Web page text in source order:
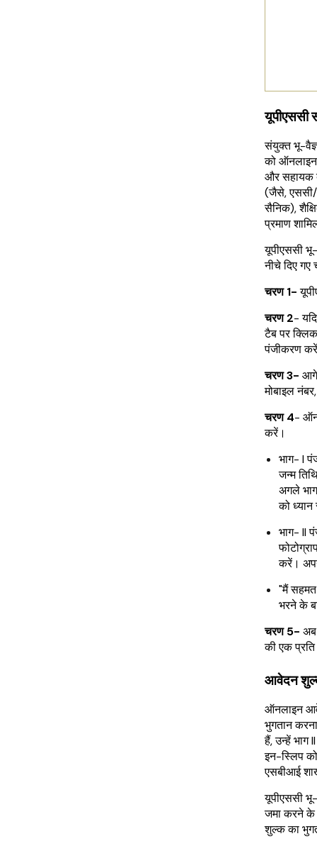
यूपीएससी
संयुक्त भू-
को
और सहायक
(जैसे, एससी/
सैनिक),
प्रमाण
यूपीएससी
नीचे दिए
चरण 1-
चरण 2-
टैब पर
पंजीकरण
चरण 3- आगे
मोबाइल
चरण 4-
करें।
भाग- I
जन्म
अगले
को
भाग- II
करें।
"मैं
भरने के
चरण 5-
की एक
आवेदन
ऑनलाइन
भुगतान
हैं, उन्हें भाग
इन-स्लिप
एसबीआई
यूपीएससी
जमा करने के
शुल्क का